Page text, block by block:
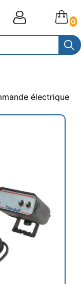
0
électrique